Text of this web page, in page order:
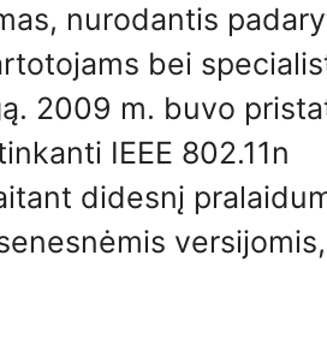
nurodantis
bei
2009 m. buvo
IEEE 802.11n
didesnį